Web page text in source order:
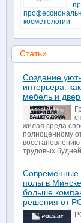
косметологии
Статьи
Создание
интерьера:
мебель и
жилая среда
полноценному
трудовых
Современные
полы в
больше
решения от